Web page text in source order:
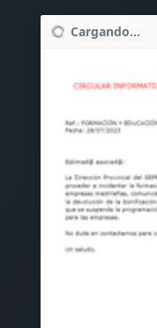
Cargando...